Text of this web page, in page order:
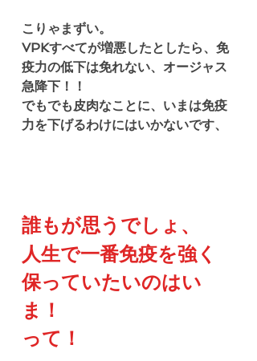
こりゃまずい。
VPKすべてが増悪したとしたら、免
疫力の低下は免れない、オージャス
急降下！！
でもでも皮肉なことに、いまは免疫
力を下げるわけにはいかないです、
誰もが思うでしょ、
人生で一番免疫を強く
保っていたいのはい
ま！
って！